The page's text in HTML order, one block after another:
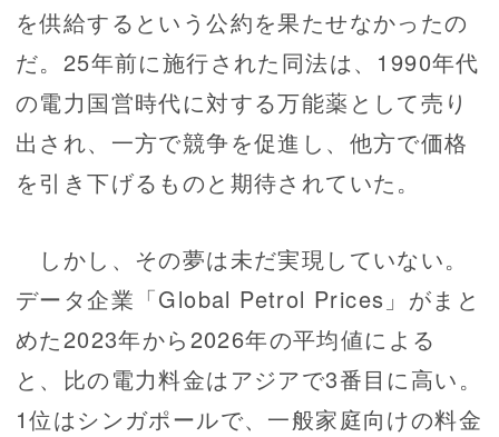
を供給するという公約を果たせなかったの
だ。25年前に施行された同法は、1990年代
の電力国営時代に対する万能薬として売り
出され、一方で競争を促進し、他方で価格
を引き下げるものと期待されていた。
しかし、その夢は未だ実現していない。
データ企業「Global Petrol Prices」がまと
めた2023年から2026年の平均値による
と、比の電力料金はアジアで3番目に高い。
1位はシンガポールで、一般家庭向けの料金